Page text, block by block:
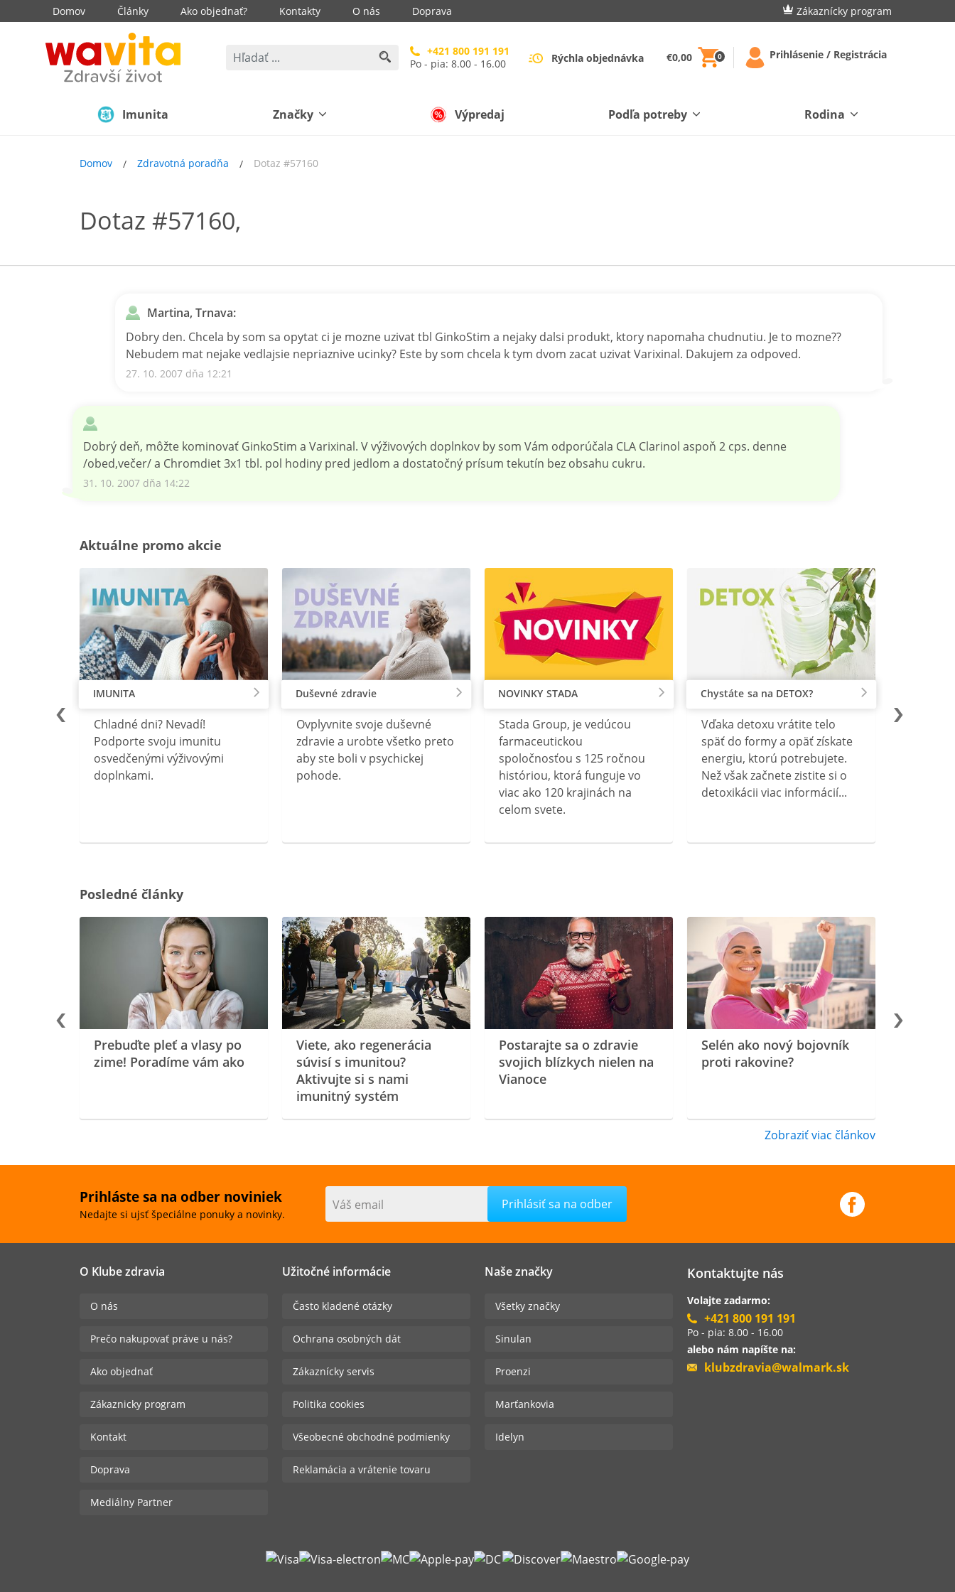
Domov Články Ako objednať? Kontakty O nás Doprava Zákaznícky program
+421 800 191 191
Po - pia: 8.00 - 16.00
Rýchla objednávka €0,00 0 Prihlásenie / Registrácia
Imunita Značky Výpredaj Podľa potreby Rodina
Domov Zdravotná poradňa Dotaz #57160
Dotaz #57160,
Martina, Trnava:
Dobry den. Chcela by som sa opytat ci je mozne uzivat tbl GinkoStim a nejaky dalsi produkt, ktory napomaha chudnutiu. Je to mozne??
Nebudem mat nejake vedlajsie nepriaznive ucinky? Este by som chcela k tym dvom zacat uzivat Varixinal. Dakujem za odpoved.
27. 10. 2007 dňa 12:21
Dobrý deň, môžte kominovať GinkoStim a Varixinal. V výživových doplnkov by som Vám odporúčala CLA Clarinol aspoň 2 cps. denne
/obed,večer/ a Chromdiet 3x1 tbl. pol hodiny pred jedlom a dostatočný prísum tekutín bez obsahu cukru.
31. 10. 2007 dňa 14:22
Aktuálne promo akcie
IMUNITA
Chladné dni? Nevadí!
Podporte svoju imunitu
osvedčenými výživovými
doplnkami.
Duševné zdravie
Ovplyvnite svoje duševné
zdravie a urobte všetko preto
aby ste boli v psychickej
pohode.
NOVINKY STADA
Stada Group, je vedúcou
farmaceutickou
spoločnosťou s 125 ročnou
históriou, ktorá funguje vo
viac ako 120 krajinách na
celom svete.
Chystáte sa na DETOX?
Vďaka detoxu vrátite telo
späť do formy a opäť získate
energiu, ktorú potrebujete.
Než však začnete zistite si o
detoxikácii viac informácií...
Posledné články
Prebuďte pleť a vlasy po
zime! Poradíme vám ako
Viete, ako regenerácia
súvisí s imunitou?
Aktivujte si s nami
imunitný systém
Postarajte sa o zdravie
svojich blízkych nielen na
Vianoce
Selén ako nový bojovník
proti rakovine?
Zobraziť viac článkov
Prihláste sa na odber noviniek
Nedajte si ujsť špeciálne ponuky a novinky.
Váš email
O Klube zdravia
O nás
Prečo nakupovať práve u nás?
Ako objednať
Zákaznicky program
Kontakt
Doprava
Mediálny Partner
Užitočné informácie
Často kladené otázky
Ochrana osobných dát
Zákaznícky servis
Politika cookies
Všeobecné obchodné podmienky
Reklamácia a vrátenie tovaru
Naše značky
Všetky značky
Sinulan
Proenzi
Marťankovia
Idelyn
Kontaktujte nás
Volajte zadarmo:
+421 800 191 191
Po - pia: 8.00 - 16.00
alebo nám napíšte na:
klubzdravia@walmark.sk